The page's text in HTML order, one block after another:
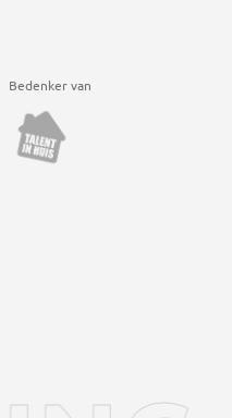
Bedenker van